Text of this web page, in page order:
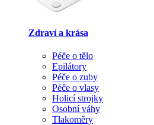
Zdraví a krása
Péče o tělo
Epilátory
Péče o zuby
Péče o vlasy
Holicí strojky
Osobní váhy
Tlakoměry